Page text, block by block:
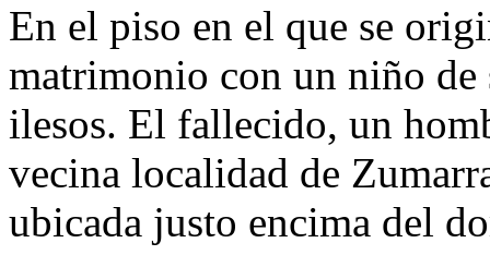
En el piso en el que se
matrimonio con un niño de
ilesos. El fallecido, un
vecina localidad de
ubicada justo encima del